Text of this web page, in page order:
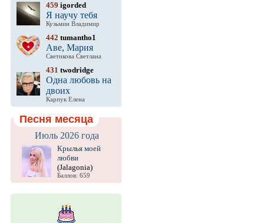
459 igorded
Я научу тебя
Кузьмин Владимир
442 tumantho1
Аве, Мария
Светикова Светлана
431 twodridge
Одна любовь на
двоих
Карпук Елена
Песня месяца
Июль 2026 года
Крылья моей
любви
(Jalagonia)
Баллов: 659